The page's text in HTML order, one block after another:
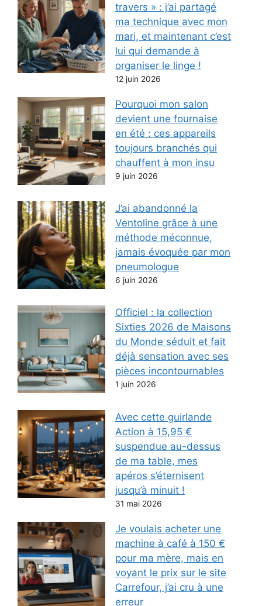
travers » : j’ai partagé
ma technique avec mon
mari, et maintenant c’est
lui qui demande à
organiser le linge !
12 juin 2026
Pourquoi mon salon
devient une fournaise
en été : ces appareils
toujours branchés qui
chauffent à mon insu
9 juin 2026
J’ai abandonné la
Ventoline grâce à une
méthode méconnue,
jamais évoquée par mon
pneumologue
6 juin 2026
Officiel : la collection
Sixties 2026 de Maisons
du Monde séduit et fait
déjà sensation avec ses
pièces incontournables
1 juin 2026
Avec cette guirlande
Action à 15,95 €
suspendue au-dessus
de ma table, mes
apéros s’éternisent
jusqu’à minuit !
31 mai 2026
Je voulais acheter une
machine à café à 150 €
pour ma mère, mais en
voyant le prix sur le site
Carrefour, j’ai cru à une
erreur